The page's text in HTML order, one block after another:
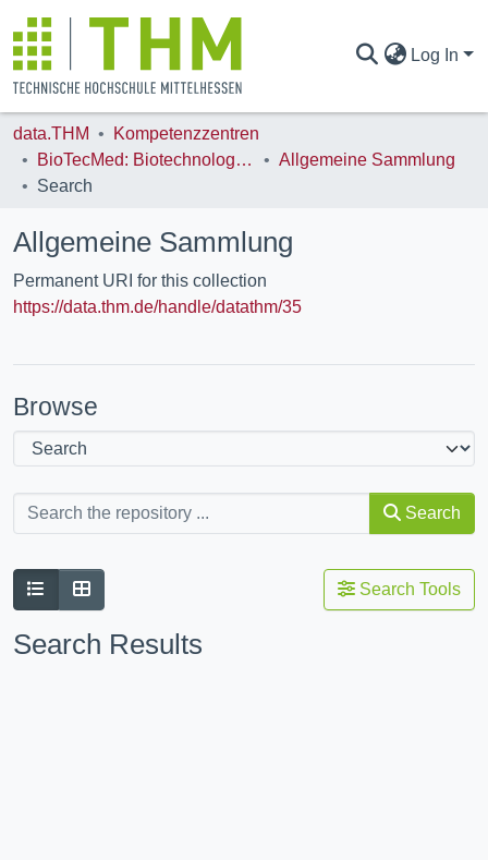
Log In
COMMUNITIES & COLLECTIONS
STATISTICS
data.THM
Kompetenzzentren
BioTecMed: Biotechnologie und Biomedizinische Physik
Allgemeine Sammlung
Search
Allgemeine Sammlung
Permanent URI for this collection
https://data.thm.de/handle/datathm/35
Browse
Search
Search Tools
Search Results